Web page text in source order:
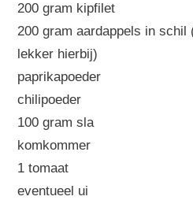
200 gram kipfilet
200 gram aardappels in schil
lekker hierbij)
paprikapoeder
chilipoeder
100 gram sla
komkommer
1 tomaat
eventueel ui